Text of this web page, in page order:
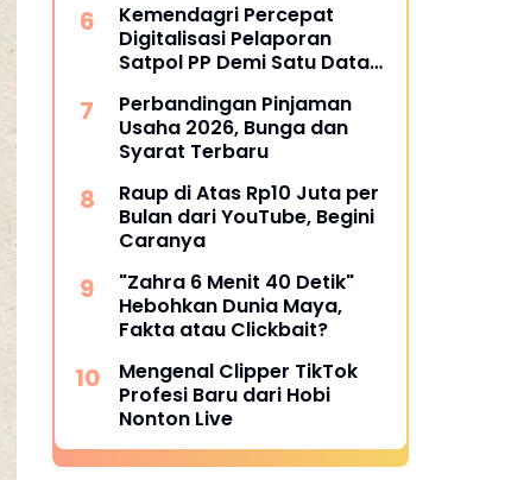
Kemendagri Percepat
Digitalisasi Pelaporan
Satpol PP Demi Satu Data
Perbandingan Pinjaman
Usaha 2026, Bunga dan
Syarat Terbaru
Raup di Atas Rp10 Juta per
Bulan dari YouTube, Begini
Caranya
"Zahra 6 Menit 40 Detik"
Hebohkan Dunia Maya,
Fakta atau Clickbait?
Mengenal Clipper TikTok
Profesi Baru dari Hobi
Nonton Live